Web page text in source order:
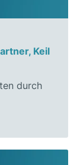
Keil
durch